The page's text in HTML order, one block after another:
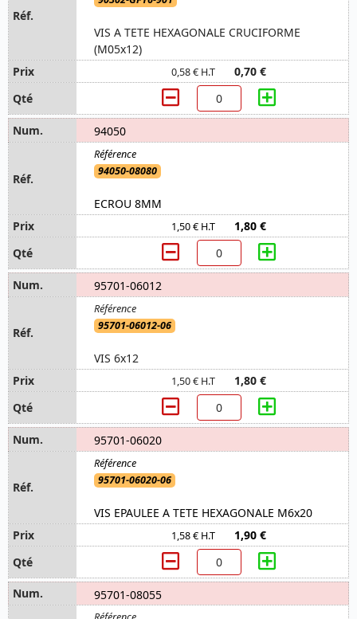
VIS A TETE HEXAGONALE CRUCIFORME
(M05x12)
0,58 € H.T 0,70 €
94050
94050-08080
ECROU 8MM
1,50 € H.T 1,80 €
95701-06012
95701-06012-06
VIS 6x12
1,50 € H.T 1,80 €
95701-06020
95701-06020-06
VIS EPAULEE A TETE HEXAGONALE M6x20
1,58 € H.T 1,90 €
95701-08055